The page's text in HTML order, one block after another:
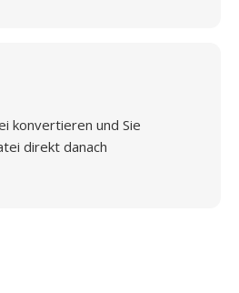
konvertieren und Sie
direkt danach